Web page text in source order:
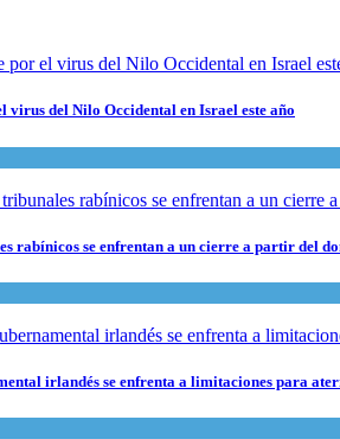
del Nilo Occidental en Israel este año
rabínicos se enfrentan a un cierre a partir del
irlandés se enfrenta a limitaciones para